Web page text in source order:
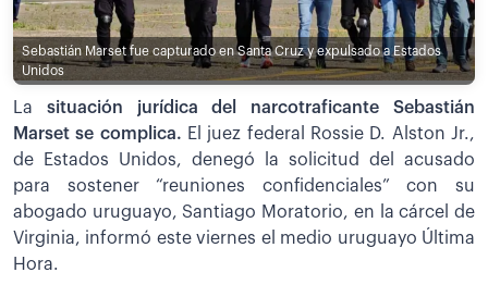
Sebastián Marset fue capturado en Santa Cruz y expulsado a Estados
Unidos
La situación jurídica del narcotraficante Sebastián
Marset se complica. El juez federal Rossie D. Alston Jr.,
de Estados Unidos, denegó la solicitud del acusado
para sostener “reuniones confidenciales” con su
abogado uruguayo, Santiago Moratorio, en la cárcel de
Virginia, informó este viernes el medio uruguayo Última
Hora.